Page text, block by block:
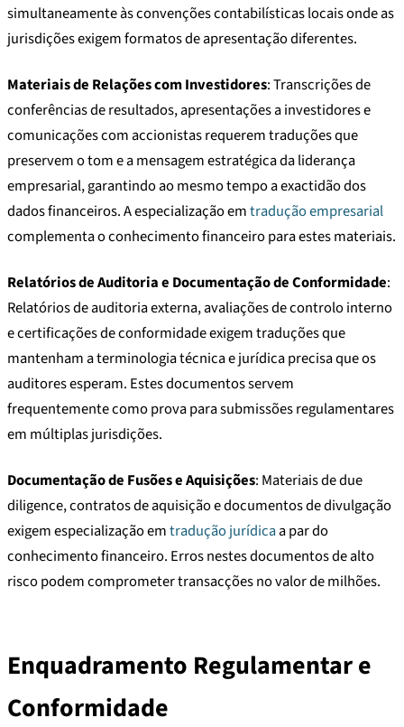
simultaneamente às convenções contabilísticas locais onde as
jurisdições exigem formatos de apresentação diferentes.
Materiais de Relações com Investidores: Transcrições de
conferências de resultados, apresentações a investidores e
comunicações com accionistas requerem traduções que
preservem o tom e a mensagem estratégica da liderança
empresarial, garantindo ao mesmo tempo a exactidão dos
dados financeiros. A especialização emtradução empresarial
complementa o conhecimento financeiro para estes materiais.
Relatórios de Auditoria e Documentação de Conformidade:
Relatórios de auditoria externa, avaliações de controlo interno
e certificações de conformidade exigem traduções que
mantenham a terminologia técnica e jurídica precisa que os
auditores esperam. Estes documentos servem
frequentemente como prova para submissões regulamentares
em múltiplas jurisdições.
Documentação de Fusões e Aquisições: Materiais de due
diligence, contratos de aquisição e documentos de divulgação
exigem especialização emtradução jurídicaa par do
conhecimento financeiro. Erros nestes documentos de alto
risco podem comprometer transacções no valor de milhões.
Enquadramento Regulamentar e
Conformidade